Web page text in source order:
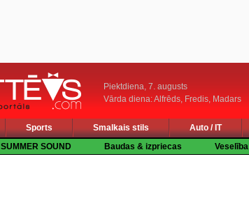
Piektdiena, 7. augusts
Vārda diena: Alfrēds, Fredis, Madars
Sports Smalkais stils Auto / IT
SUMMER SOUND Baudas & izpriecas Veselība